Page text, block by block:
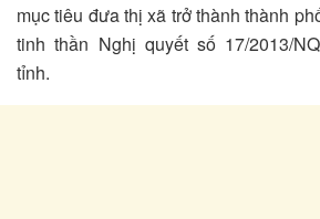
mục tiêu đưa thị xã trở thành thành
tinh thần Nghị quyết số 17/2013/
tỉnh.